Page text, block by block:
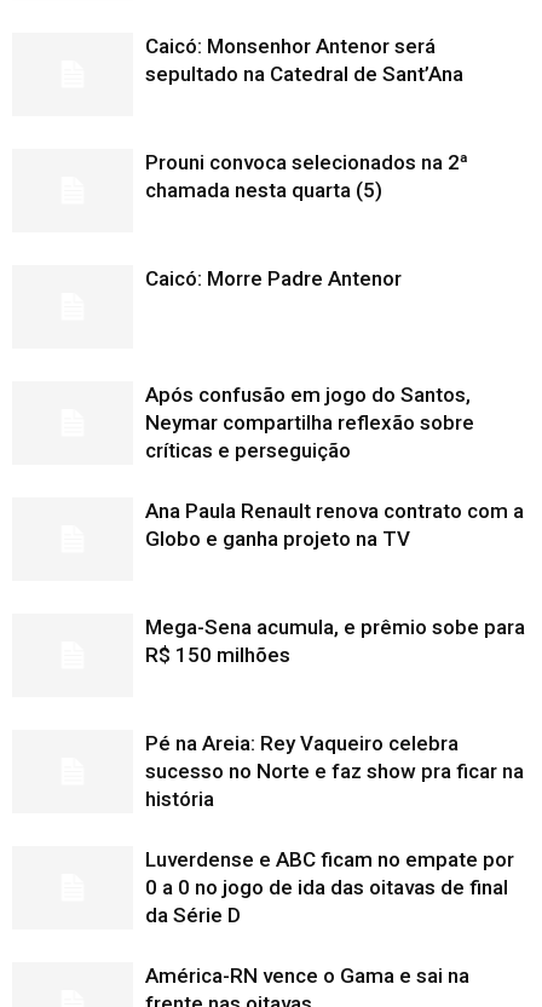
Caicó: Monsenhor Antenor será
sepultado na Catedral de Sant’Ana
Prouni convoca selecionados na 2ª
chamada nesta quarta (5)
Caicó: Morre Padre Antenor
Após confusão em jogo do Santos,
Neymar compartilha reflexão sobre
críticas e perseguição
Ana Paula Renault renova contrato com a
Globo e ganha projeto na TV
Mega-Sena acumula, e prêmio sobe para
R$ 150 milhões
Pé na Areia: Rey Vaqueiro celebra
sucesso no Norte e faz show pra ficar na
história
Luverdense e ABC ficam no empate por
0 a 0 no jogo de ida das oitavas de final
da Série D
América-RN vence o Gama e sai na